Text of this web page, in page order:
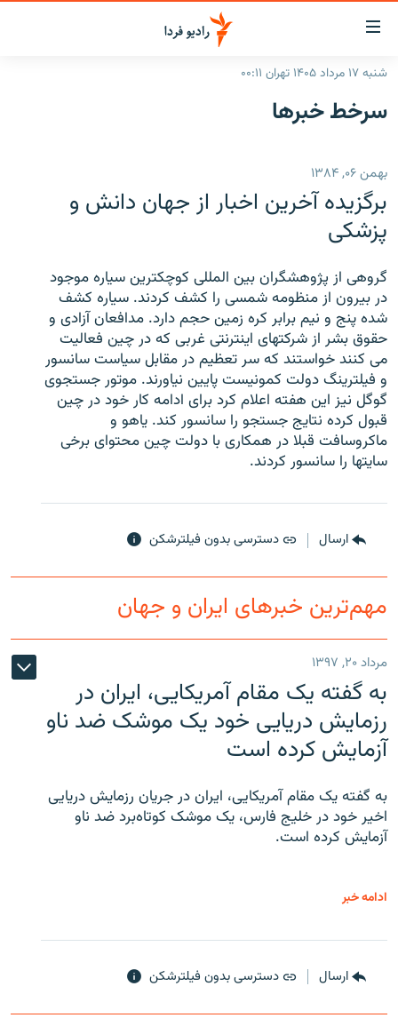
لینک‌های
قابلیت
دسترسی
بازگشت
اصلی
رفتن
صفحه
ایران
رادیو
انتخاب کنید و بشنوید
فرکانس‌ها
پادکست
گزارش‌های تصویری
گزارش‌های ویدئویی
زنان فردا
English
به ما بپیوندید
زبان‌های دیگر
شنبه ۱۷ مرداد ۱۴۰۵ تهران ۰۰:۱۱
سرخط‌ خبرها
بهمن ۰۶, ۱۳۸۴
برگزیده آخرین اخبار از جهان دانش و
پزشکی
گروهی از پژوهشگران بین المللی کوچکترین سیاره موجود
در بیرون از منظومه شمسی را کشف کردند. سیاره کشف
شده پنج و نیم برابر کره زمین حجم دارد. مدافعان آزادی و
حقوق بشر از شرکتهای اینترنتی غربی که در چین فعالیت
می کنند خواستند که سر تعظیم در مقابل سیاست سانسور
و فیلترینگ دولت کمونیست پایین نیاورند. موتور جستجوی
گوگل نیز این هفته اعلام کرد برای ادامه کار خود در چین
قبول کرده نتایج جستجو را سانسور کند. یاهو و
ماکروسافت قبلا در همکاری با دولت چین محتوای برخی
سایتها را سانسور کردند.
ارسال دسترسی بدون فیلترشکن
مهم‌ترین خبرهای ایران و جهان
مرداد ۲۰, ۱۳۹۷
به گفته یک مقام آمریکایی، ایران در
رزمایش دریایی خود یک موشک ضد ناو
آزمایش کرده است
به گفته یک مقام آمریکایی، ایران در جریان رزمایش دریایی
اخیر خود در خلیج فارس، یک موشک کوتاه‌برد ضد ناو
آزمایش کرده است.
ادامه خبر
ارسال دسترسی بدون فیلترشکن